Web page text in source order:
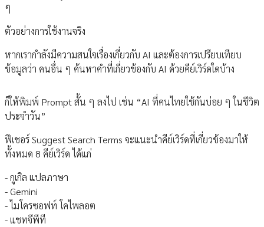
ๆ
ตัวอย่างการใช้งานจริง
หากเรากำลังมีความสนใจเรื่องเกี่ยวกับ AI และต้องการเปรียบเทียบ
ข้อมูลว่า คนอื่น ๆ ค้นหาคำที่เกี่ยวข้องกับ AI ด้วยคีย์เวิร์ดใดบ้าง
ก็ให้พิมพ์ Prompt สั้น ๆ ลงไป เช่น “AI ที่คนไทยใช้กันบ่อย ๆ ในชีวิต
ประจำวัน”
ฟีเชอร์ Suggest Search Terms จะแนะนำคีย์เวิร์ดที่เกี่ยวข้องมาให้
ทั้งหมด 8 คีย์เวิร์ด ได้แก่
- กูเกิล แปลภาษา
- Gemini
- ไมโครซอฟท์ โคไพลอต
- แชทจีพีที